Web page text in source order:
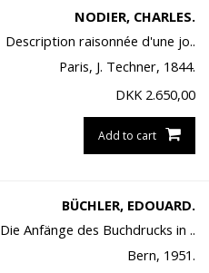
NODIER, CHARLES.
Description raisonnée d'une jo..
Paris, J. Techner, 1844.
DKK 2.650,00
Add to cart
BÜCHLER, EDOUARD.
Die Anfänge des Buchdrucks in ..
Bern, 1951.